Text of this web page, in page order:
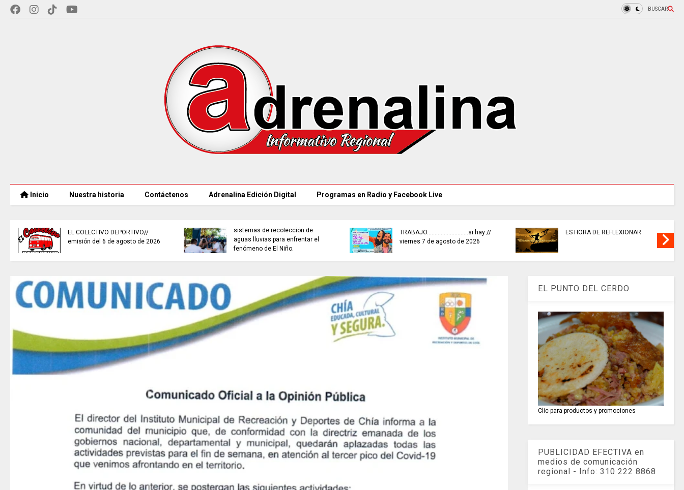
BUSCAR
Inicio Nuestra historia Contáctenos Adrenalina Edición Digital Programas en Radio y Facebook Live
EL COLECTIVO DEPORTIVO//
emisión del 6 de agosto de 2026
sistemas de recolección de
aguas lluvias para enfrentar el
fenómeno de El Niño.
TRABAJO...........................si hay //
viernes 7 de agosto de 2026
ES HORA DE REFLEXIONAR
EL PUNTO DEL CERDO
Clic para productos y promociones
PUBLICIDAD EFECTIVA en
medios de comunicación
regional - Info: 310 222 8868